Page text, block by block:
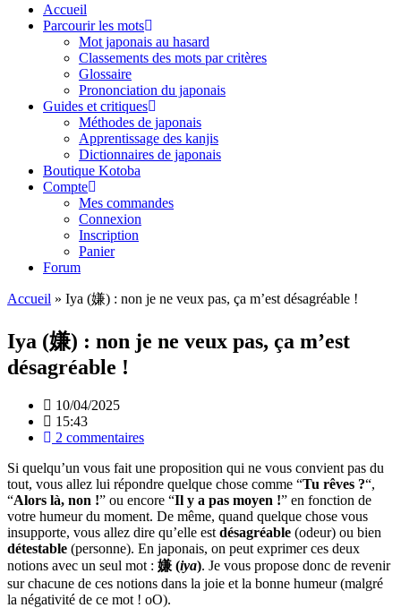
Accueil
Parcourir les mots
Mot japonais au hasard
Classements des mots par critères
Glossaire
Prononciation du japonais
Guides et critiques
Méthodes de japonais
Apprentissage des kanjis
Dictionnaires de japonais
Boutique Kotoba
Compte
Mes commandes
Connexion
Inscription
Panier
Forum
Accueil » Iya (嫌) : non je ne veux pas, ça m’est désagréable !
Iya (嫌) : non je ne veux pas, ça m’est
désagréable !
10/04/2025
15:43
2 commentaires
Si quelqu’un vous fait une proposition qui ne vous convient pas du
tout, vous allez lui répondre quelque chose comme “Tu rêves ?“,
“Alors là, non !” ou encore “Il y a pas moyen !” en fonction de
votre humeur du moment. De même, quand quelque chose vous
insupporte, vous allez dire qu’elle est désagréable (odeur) ou bien
détestable (personne). En japonais, on peut exprimer ces deux
notions avec un seul mot : 嫌 (iya). Je vous propose donc de revenir
sur chacune de ces notions dans la joie et la bonne humeur (malgré
la négativité de ce mot ! oO).